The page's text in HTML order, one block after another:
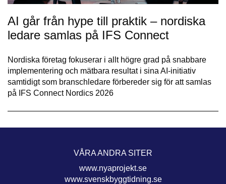
AI går från hype till praktik – nordiska
ledare samlas på IFS Connect
Nordiska företag fokuserar i allt högre grad på snabbare
implementering och mätbara resultat i sina AI-initiativ
samtidigt som branschledare förbereder sig för att samlas
på IFS Connect Nordics 2026
VÅRA ANDRA SITER
www.nyaprojekt.se
www.svenskbyggtidning.se